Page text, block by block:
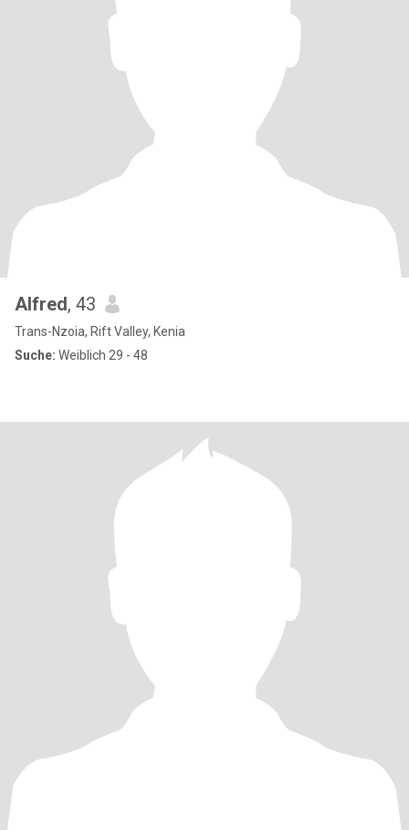
Alfred, 43
Trans-Nzoia, Rift Valley, Kenia
Suche: Weiblich 29 - 48